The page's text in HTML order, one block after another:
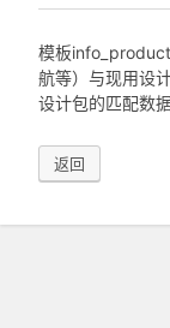
模板
航等）与现用设
设计包的匹配数
返回